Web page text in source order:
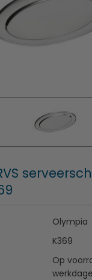
Olympia
K369
Op